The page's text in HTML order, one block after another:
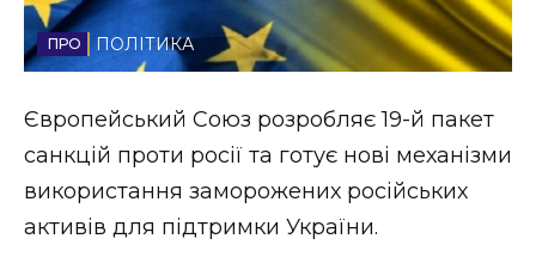
Стиль життя
Втрачений Ужгород
Втрачений Ужгород (відеоверсія)
ЗАКАРПАТСЬКІ НОВИНИ
ПОЛІТИКА
Європейський Союз розробляє 19-й пакет
санкцій проти росії та готує нові механізми
використання заморожених російських
активів для підтримки України.